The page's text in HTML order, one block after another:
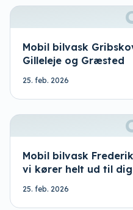
Mobil bilvask
Gilleleje og Græsted
25. feb. 2026
Mobil bilvask
vi kører helt ud til dig
25. feb. 2026